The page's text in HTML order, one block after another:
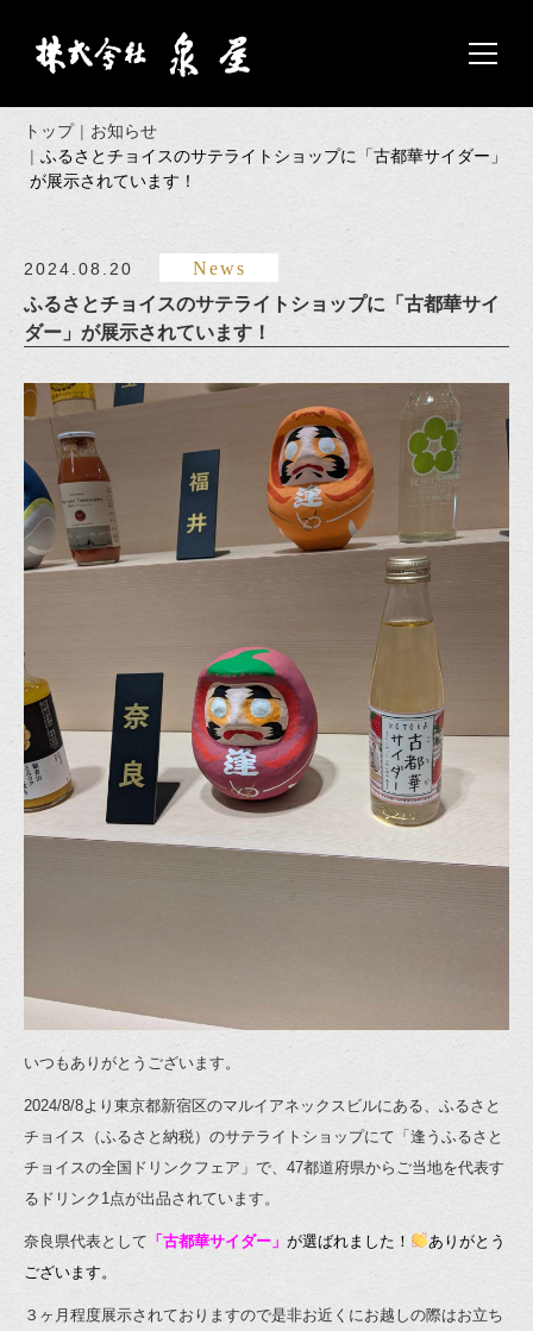
トップ
お知らせ
ふるさとチョイスのサテライトショップに「古都華サイダー」
が展示されています！
2024.08.20
News
ふるさとチョイスのサテライトショップに「古都華サイ
ダー」が展示されています！
いつもありがとうございます。
2024/8/8より東京都新宿区のマルイアネックスビルにある、ふるさと
チョイス（ふるさと納税）のサテライトショップにて「逢うふるさと
チョイスの全国ドリンクフェア」で、47都道府県からご当地を代表す
るドリンク1点が出品されています。
奈良県代表として 「古都華サイダー」 が選ばれました！
ありがとう
ございます。
３ヶ月程度展示されておりますので是非お近くにお越しの際はお立ち